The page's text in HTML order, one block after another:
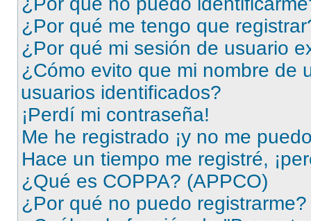
¿Por qué me tengo que
¿Por qué mi sesión de usuario
¿Cómo evito que mi nombre de
usuarios identificados?
¡Perdí mi contraseña!
Me he registrado ¡y no me
Hace un tiempo me registré,
¿Qué es COPPA? (APPCO)
¿Por qué no puedo registrarme?